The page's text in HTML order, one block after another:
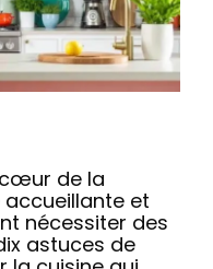
de la
accueillante et
nécessiter des
astuces de